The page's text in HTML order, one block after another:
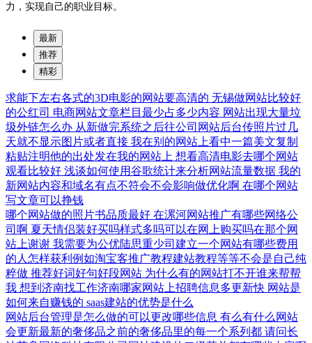
力，实现自己的职业目标。
最新
推荐
精彩
求能下左右各式的3D电影的网站要高清的 无锡做网站比较好
的公红司 电商网站文章栏目最少占多少内容 网站出现大量垃
圾外链怎么办 从新做完系统之后往公司网站后台传照片过几
天就不显示图片或者直接 我在别的网站上看中一篇美文复制
粘贴注明他的出处发在我的网站上 想看高清电影去哪个网站
观看比较好 浅谈如何使用谷歌统计来分析网站流量数据 我的
新网站内容和域名有点不符会不会影响做优化啊 在哪个网站
写文章可以挣钱
哪个网站做的照片书品质最好 在漯河网站推广有哪些网络公
司啊 夏天情侣装好买吗样式多吗可以在网上购买吗在那个网
站上谢谢 我需要为公优陆思重少司建立一个网站有哪些费用
的人怎样获利例如淘宝客推广教程建站教程等等不会是自己纯
粹做 推荐好词好句好段网站 为什么有的网站打不开谁来帮帮
我 想到济南找工作济南哪家网站上招聘信息多更新快 网站是
如何来自赚钱的 saas建站的优势是什么
网站后台管理是怎么做的可以更改哪些信息 有么有什么网站
会更新最新的奢侈品之前的奢侈品里的每一个系列都 请问长